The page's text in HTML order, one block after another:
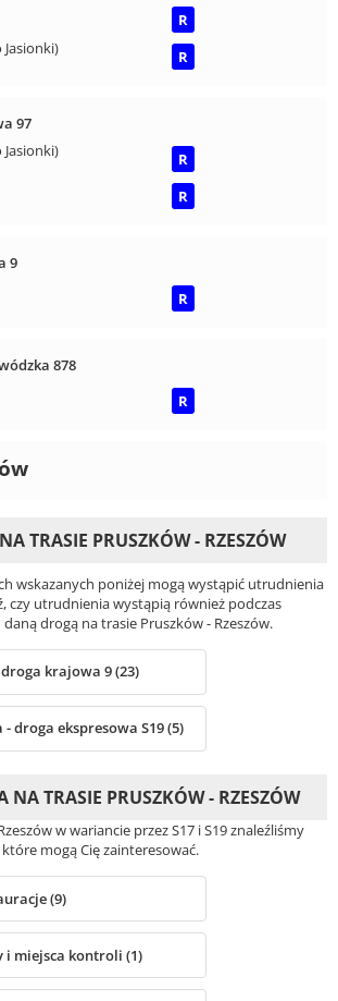
R
Jasionki)
R
97
Jasionki)
R
R
9
R
878
R
TRASIE PRUSZKÓW - RZESZÓW
wskazanych poniżej mogą wystąpić utrudnienia
czy utrudnienia wystąpią również podczas
drogą na trasie Pruszków - Rzeszów.
krajowa 9 (23)
droga ekspresowa S19 (5)
NA TRASIE PRUSZKÓW - RZESZÓW
w wariancie przez S17 i S19 znaleźliśmy
mogą Cię zainteresować.
(9)
i miejsca kontroli (1)